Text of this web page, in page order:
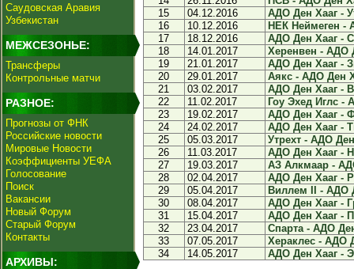
Саудовская Аравия
Узбекистан
МЕЖСЕЗОНЬЕ:
Трансферы
Контрольные матчи
РАЗНОЕ:
Прогнозы от ФНК
Российские новости
Мировые Новости
Коэффициенты УЕФА
Голосование
Поиск
Вакансии
Новый Форум
Старый Форум
Контакты
АРХИВЫ:
15
04.12.2016
АДО Ден Хааг -
16
10.12.2016
НЕК Неймеген -
17
18.12.2016
АДО Ден Хааг -
18
14.01.2017
Херенвен - АДО
19
21.01.2017
АДО Ден Хааг -
20
29.01.2017
Аякс - АДО Ден
21
03.02.2017
АДО Ден Хааг -
22
11.02.2017
Гоу Эхед Иглс -
23
19.02.2017
АДО Ден Хааг -
24
24.02.2017
АДО Ден Хааг -
25
05.03.2017
Утрехт - АДО
26
11.03.2017
АДО Ден Хааг -
27
19.03.2017
АЗ Алкмаар -
28
02.04.2017
АДО Ден Хааг -
29
05.04.2017
Виллем II - АДО
30
08.04.2017
АДО Ден Хааг -
31
15.04.2017
АДО Ден Хааг -
32
23.04.2017
Спарта - АДО
33
07.05.2017
Хераклес - АДО
34
14.05.2017 АДО Ден Хааг -